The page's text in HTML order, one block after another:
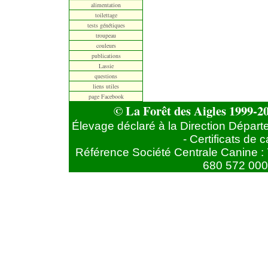
alimentation
toilettage
tests génétiques
troupeau
couleurs
publications
Lassie
questions
liens utiles
page Facebook
© La Forêt des Aigles 1999-
Élevage déclaré à la Direction
- Certificats de
Référence Société Centrale Canine
680 572